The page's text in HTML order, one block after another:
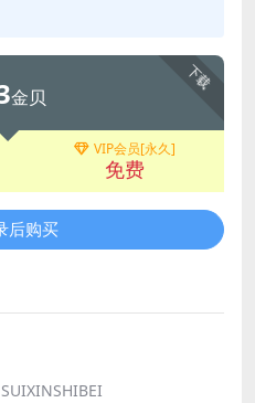
下载
金贝
VIP会员[永久]
免费
后购买